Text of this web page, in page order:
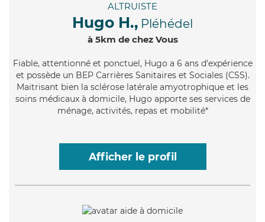
ALTRUISTE
Hugo H., Pléhédel
à 5km de chez Vous
Fiable, attentionné et ponctuel, Hugo a 6 ans d'expérience
et possède un BEP Carrières Sanitaires et Sociales (CSS).
Maitrisant bien la sclérose latérale amyotrophique et les
soins médicaux à domicile, Hugo apporte ses services de
ménage, activités, repas et mobilité*
Afficher le profil